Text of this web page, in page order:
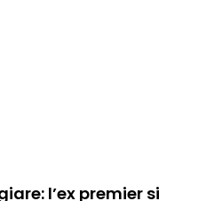
l’ex premier si